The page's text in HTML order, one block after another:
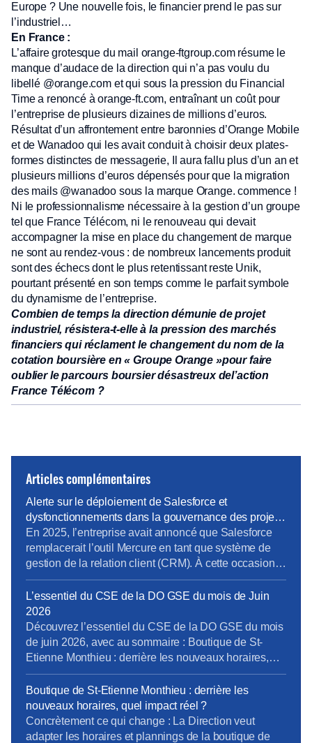
Europe ? Une nouvelle fois, le financier prend le pas sur
l’industriel…
En France :
L’affaire grotesque du mail orange-ftgroup.com résume le
manque d’audace de la direction qui n’a pas voulu du
libellé @orange.com et qui sous la pression du Financial
Time a renoncé à orange-ft.com, entraînant un coût pour
l’entreprise de plusieurs dizaines de millions d’euros.
Résultat d’un affrontement entre baronnies d’Orange Mobile
et de Wanadoo qui les avait conduit à choisir deux plates-
formes distinctes de messagerie, Il aura fallu plus d’un an et
plusieurs millions d’euros dépensés pour que la migration
des mails @wanadoo sous la marque Orange. commence !
Ni le professionnalisme nécessaire à la gestion d’un groupe
tel que France Télécom, ni le renouveau qui devait
accompagner la mise en place du changement de marque
ne sont au rendez-vous : de nombreux lancements produit
sont des échecs dont le plus retentissant reste Unik,
pourtant présenté en son temps comme le parfait symbole
du dynamisme de l’entreprise.
Combien de temps la direction démunie de projet
industriel, résistera-t-elle à la pression des marchés
financiers qui réclament le changement du nom de la
cotation boursière en « Groupe Orange »pour faire
oublier le parcours boursier désastreux del’action
France Télécom ?
Articles complémentaires
Alerte sur le déploiement de Salesforce et
dysfonctionnements dans la gouvernance des projets
métiers
En 2025, l’entreprise avait annoncé que Salesforce
remplacerait l’outil Mercure en tant que système de
gestion de la relation client (CRM). À cette occasion,
la Direction Pro-PME et la Direction du Système
d’Information (DSI) avaient sollicité chaque métier
pour élaborer un cahier des charges rigoureux,
destiné à prendre en compte les besoins terrain
spécifiques de […]
L’essentiel du CSE de la DO GSE du mois de Juin
2026
Découvrez l’essentiel du CSE de la DO GSE du mois
de juin 2026, avec au sommaire : Boutique de St-
Etienne Monthieu : derrière les nouveaux horaires,
quel impact réel? Rapport Annuel de l’Emploi 2025 :
derrière les chiffres, quelles réalité pour les
personnels Climatisation l’été, chauffage l’hiver : les
personnels ne doivent plus subir l’impréparation […]
Boutique de St-Etienne Monthieu : derrière les
nouveaux horaires, quel impact réel ?
Concrètement ce qui change : La Direction veut
adapter les horaires et plannings de la boutique de